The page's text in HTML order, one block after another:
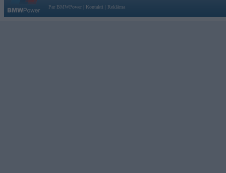
Par BMWPower
Kontakti Reklāma